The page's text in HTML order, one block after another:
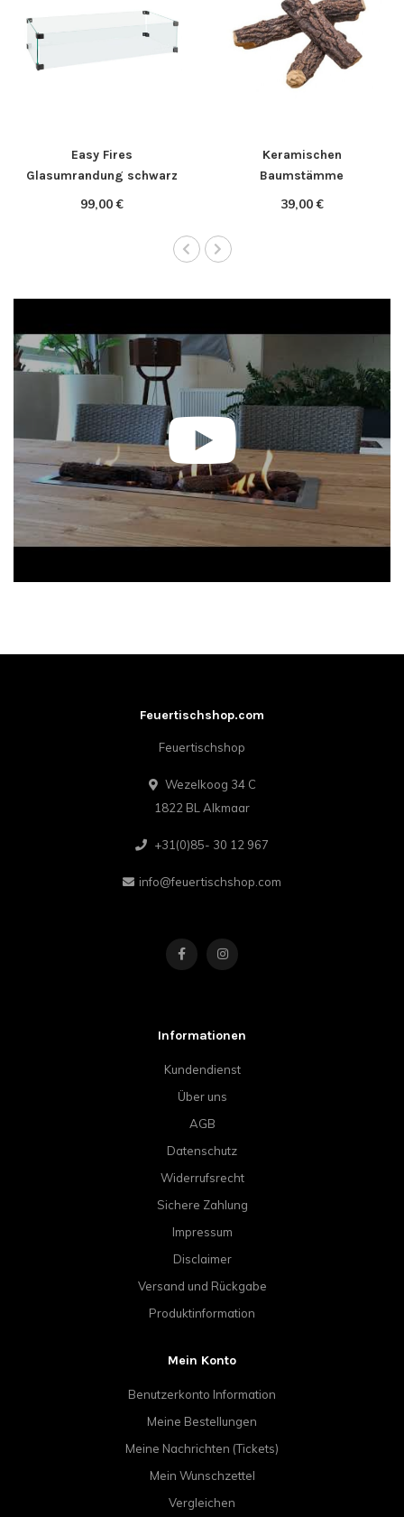
Easy Fires
Glasumrandung schwarz
78x30cm.
99,00 €
Keramischen
Baumstämme
39,00 €
Feuertischshop.com
Feuertischshop
Wezelkoog 34 C
1822 BL Alkmaar
+31(0)85- 30 12 967
info@feuertischshop.com
Informationen
Kundendienst
Über uns
AGB
Datenschutz
Widerrufsrecht
Sichere Zahlung
Impressum
Disclaimer
Versand und Rückgabe
Produktinformation
Mein Konto
Benutzerkonto Information
Meine Bestellungen
Meine Nachrichten (Tickets)
Mein Wunschzettel
Vergleichen